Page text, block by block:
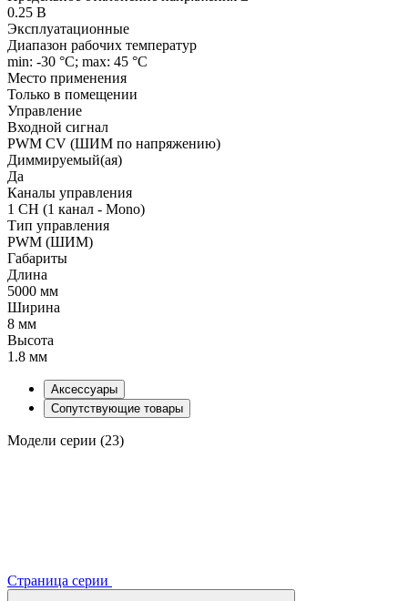
0.25 В
Эксплуатационные
Диапазон рабочих температур
min: -30 °C; max: 45 °C
Место применения
Только в помещении
Управление
Входной сигнал
PWM СV (ШИМ по напряжению)
Диммируемый(ая)
Да
Каналы управления
1 CH (1 канал - Mono)
Тип управления
PWM (ШИМ)
Габариты
Длина
5000 мм
Ширина
8 мм
Высота
1.8 мм
Аксессуары
Сопутствующие товары
Модели серии (23)
Страница серии